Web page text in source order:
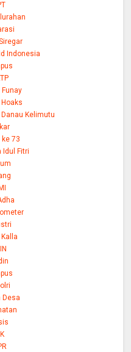
Indonesia
Funay
Hoaks
Kelimutu
ke 73
Idul Fitri
Desa